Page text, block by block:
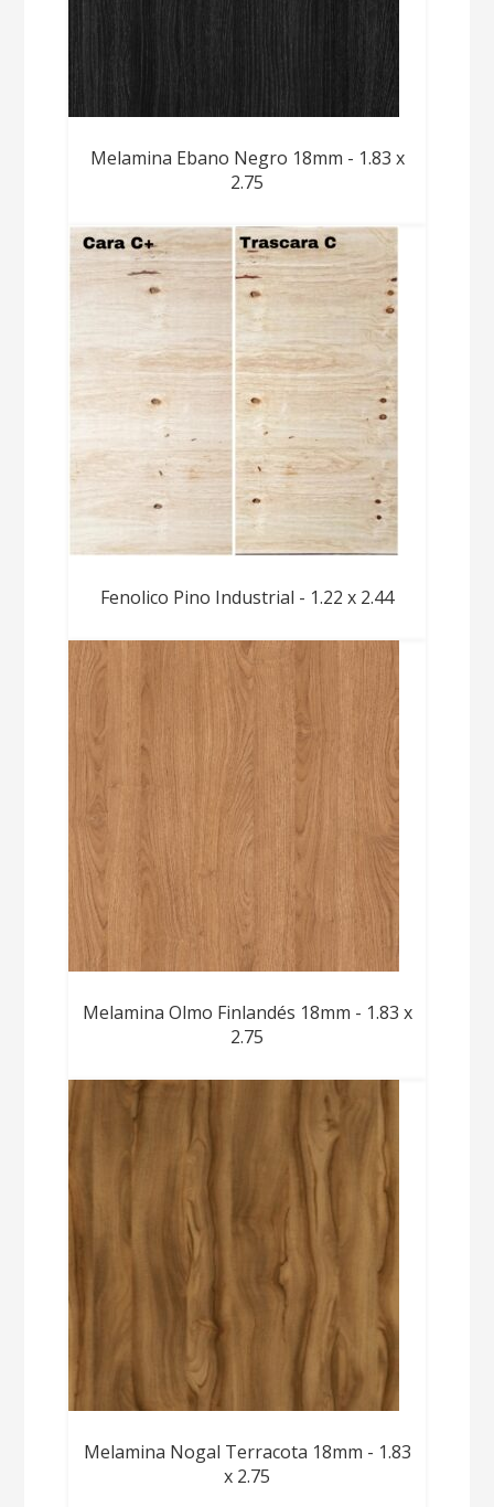
Melamina Ebano Negro 18mm - 1.83 x
2.75
Fenolico Pino Industrial - 1.22 x 2.44
Melamina Olmo Finlandés 18mm - 1.83 x
2.75
Melamina Nogal Terracota 18mm - 1.83
x 2.75